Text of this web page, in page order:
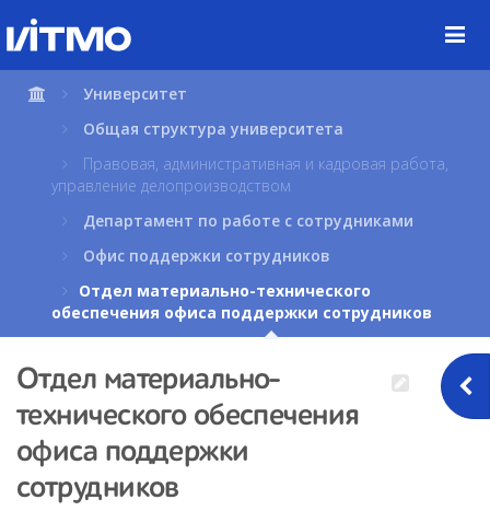
содержимому
страницы.
Университет
Общая структура университета
Правовая, административная и кадровая работа,
управление делопроизводством
Департамент по работе с сотрудниками
Офис поддержки сотрудников
Отдел материально-технического
обеспечения офиса поддержки сотрудников
Отдел материально-
технического обеспечения
офиса поддержки
сотрудников